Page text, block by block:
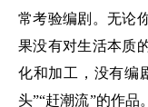
常考验编剧。无论
果没有对生活本质
化和加工，没有编
头”“赶潮流”的作